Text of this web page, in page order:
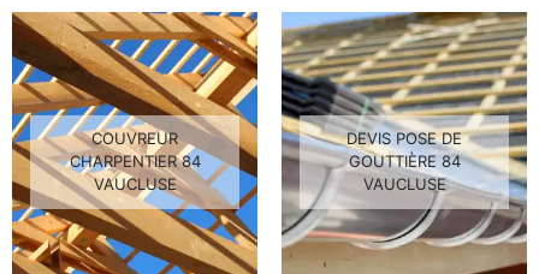
COUVREUR
CHARPENTIER 84
VAUCLUSE
DEVIS POSE DE
GOUTTIÈRE 84
VAUCLUSE